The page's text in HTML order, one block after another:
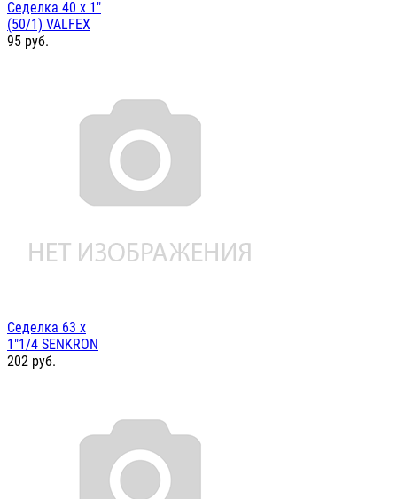
Седелка 40 х 1"
(50/1) VALFEX
95 руб.
Седелка 63 х
1"1/4 SENKRON
202 руб.